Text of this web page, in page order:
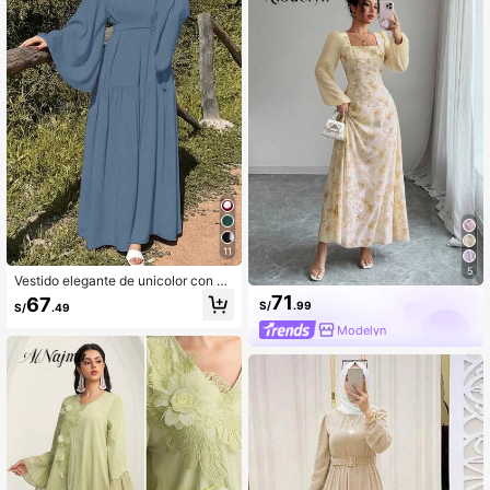
11
Vestido elegante de unicolor con m
angas de campana para mujer, prim
avera/verano vacaciones otoño
S/67.49
5
S/71 .99
Modelyn